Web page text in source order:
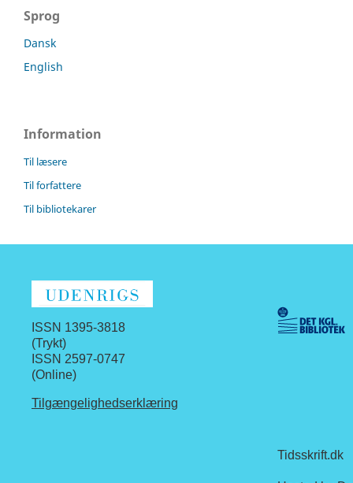
Sprog
Dansk
English
Information
Til læsere
Til forfattere
Til bibliotekarer
ISSN 1395-3818
(Trykt)
ISSN 2597-0747
(Online)
Tilgængelighedserklæring